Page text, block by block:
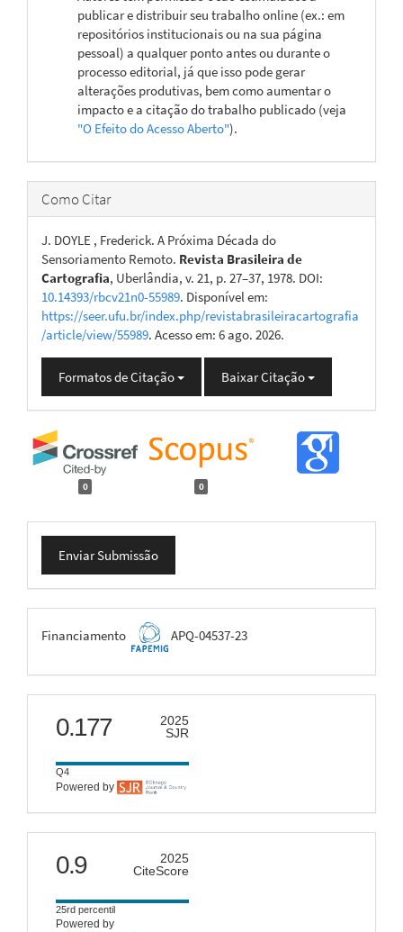
publicar e distribuir seu trabalho online (ex.: em
repositórios institucionais ou na sua página
pessoal) a qualquer ponto antes ou durante o
processo editorial, já que isso pode gerar
alterações produtivas, bem como aumentar o
impacto e a citação do trabalho publicado (veja
"O Efeito do Acesso Aberto").
Como Citar
J. DOYLE , Frederick. A Próxima Década do
Sensoriamento Remoto. Revista Brasileira de
Cartografia, Uberlândia, v. 21, p. 27–37, 1978. DOI:
10.14393/rbcv21n0-55989. Disponível em:
https://seer.ufu.br/index.php/revistabrasileiracartografia
/article/view/55989. Acesso em: 6 ago. 2026.
Formatos de Citação Baixar Citação
0 0
Enviar
Submissão
Enviar Submissão
FAPEMIG
Financiamento APQ-04537-23
scimago
0.177
2025
SJR
Q4
Powered by
citescore
0.9
2025
CiteScore
25rd percentil
Powered by